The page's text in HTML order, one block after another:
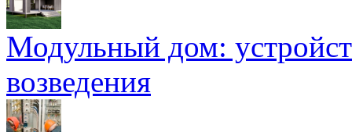
Модульный дом:
возведения